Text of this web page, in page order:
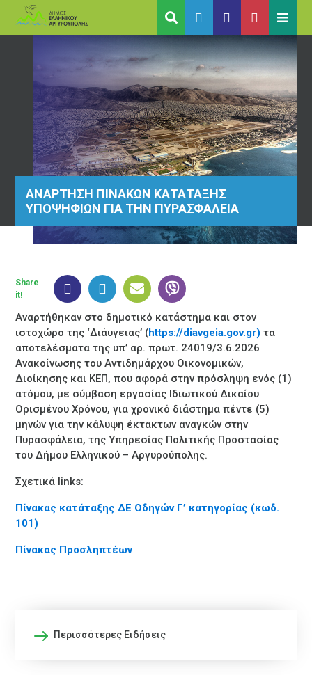
ΑΝΑΡΤΗΣΗ ΠΙΝΑΚΩΝ ΚΑΤΑΤΑΞΗΣ
ΥΠΟΨΗΦΙΩΝ ΓΙΑ ΤΗΝ ΠΥΡΑΣΦΑΛΕΙΑ
Αναρτήθηκαν στο δημοτικό κατάστημα και στον
ιστοχώρο της ‘Διάυγειας’ (https://diavgeia.gov.gr) τα
αποτελέσματα της υπ’ αρ. πρωτ. 24019/3.6.2026
Ανακοίνωσης του Αντιδημάρχου Οικονομικών,
Διοίκησης και ΚΕΠ, που αφορά στην πρόσληψη ενός (1)
ατόμου, με σύμβαση εργασίας Ιδιωτικού Δικαίου
Ορισμένου Χρόνου, για χρονικό διάστημα πέντε (5)
μηνών για την κάλυψη έκτακτων αναγκών στην
Πυρασφάλεια, της Υπηρεσίας Πολιτικής Προστασίας
του Δήμου Ελληνικού – Αργυρούπολης.
Σχετικά links:
Πίνακας κατάταξης ΔΕ Οδηγών Γ’ κατηγορίας (κωδ.
101)
Πίνακας Προσληπτέων
Share
it!
Περισσότερες Ειδήσεις